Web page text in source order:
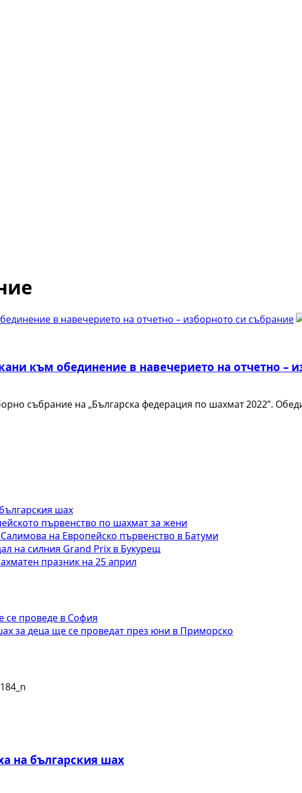
в навечерието на отчетно – изборното си събрание
към обединение в навечерието на отчетно –
събрание на „Българска федерация по шахмат 2022”.
шах
първенство по шахмат за жени
на Европейско първенство в Батуми
на силния Grand Prix в Букурещ
празник на 25 април
се проведе в София
за деца ще се проведат през юни в Приморско
на българския шах